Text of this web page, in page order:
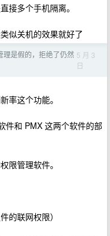
接多个手机隔离。
似关机的效果就好了
理是假的，拒绝了仍然 5 月 3
日
率这个功能。
件和 PMX 这两个软件的部
限管理软件。
的联网权限）